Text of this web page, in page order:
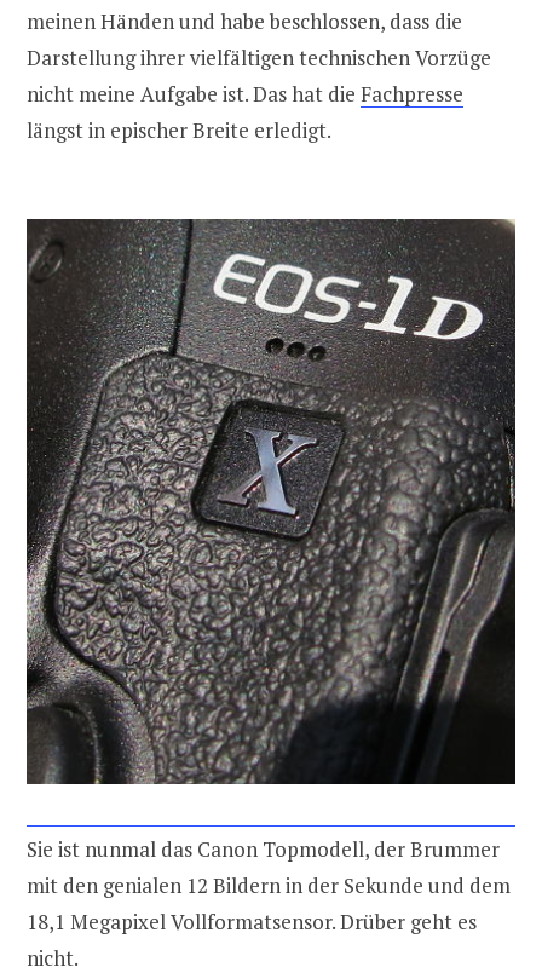
meinen Händen und habe beschlossen, dass die
Darstellung ihrer vielfältigen technischen Vorzüge
nicht meine Aufgabe ist. Das hat die Fachpresse
längst in epischer Breite erledigt.
Sie ist nunmal das Canon Topmodell, der Brummer
mit den genialen 12 Bildern in der Sekunde und dem
18,1 Megapixel Vollformatsensor. Drüber geht es
nicht.